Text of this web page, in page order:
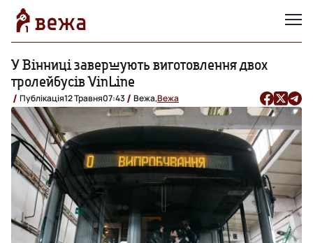
У Вінниці завершують виготовлення двох
тролейбусів VinLine
Публікація12 Травня07:43 Вежа,Вежа